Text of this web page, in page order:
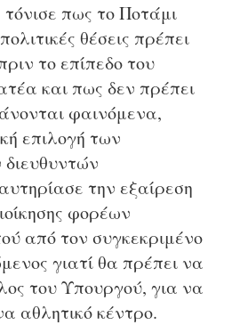
πως το Ποτάμι
θέσεις πρέπει
το επίπεδο του
και πως δεν πρέπει
φαινόμενα,
επιλογή των
την εξαίρεση
φορέων
από τον συγκεκριμένο
γιατί θα πρέπει να
του Υπουργού, για να
αθλητικό κέντρο.